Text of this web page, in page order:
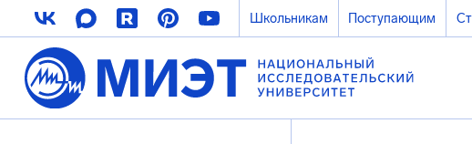
Школьникам Поступающим